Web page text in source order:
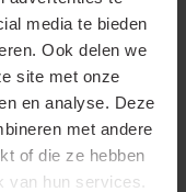
media te bieden
Ook delen we
site met onze
en analyse. Deze
met andere
of die ze hebben
van hun services.